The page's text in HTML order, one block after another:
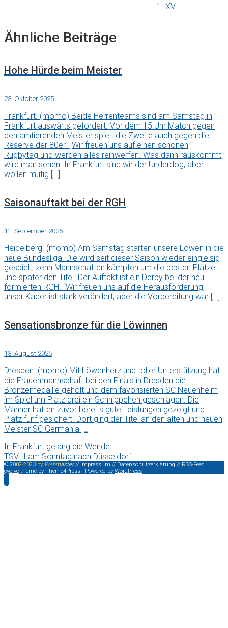
1. XV
Ähnliche Beiträge
Hohe Hürde beim Meister
23. Oktober 2025
Frankfurt. (momo) Beide Herrenteams sind am Samstag in
Frankfurt auswärts gefordert. Vor dem 15 Uhr Match gegen
den amtierenden Meister spielt die Zweite auch gegen die
Reserve der 80er. „Wir freuen uns auf einen schönen
Rugbytag und werden alles reinwerfen. Was dann rauskommt,
wird man sehen. In Frankfurt sind wir der Underdog, aber
wollen mutig […]
Saisonauftakt bei der RGH
11. September 2025
Heidelberg. (momo) Am Samstag starten unsere Löwen in die
neue Bundesliga. Die wird seit dieser Saison wieder eingleisig
gespielt, zehn Mannschaften kämpfen um die besten Plätze
und später den Titel. Der Auftakt ist ein Derby bei der neu
formierten RGH. “Wir freuen uns auf die Herausforderung,
unser Kader ist stark verändert, aber die Vorbereitung war […]
Sensationsbronze für die Löwinnen
13. August 2025
Dresden. (momo) Mit Löwenherz und toller Unterstützung hat
die Frauenmannschaft bei den Finals in Dresden die
Bronzemedaille geholt und dem favorisierten SC Neuenheim
im Spiel um Platz drei ein Schnippchen geschlagen. Die
Männer hatten zuvor bereits gute Leistungen gezeigt und
Platz fünf gesichert. Dort ging der Titel an den alten und neuen
Meister SC Germania […]
In Frankfurt gelang die Wende
TSV II am Sonntag nach Düsseldorf
© 2002-2023 by Webmaster// Impressum // Datenschutzerklärung // RSS-Feed
evolve theme by Theme4Press - Powered by WordPress